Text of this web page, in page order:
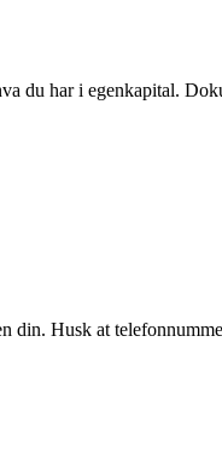
du har i egenkapital.
Husk at